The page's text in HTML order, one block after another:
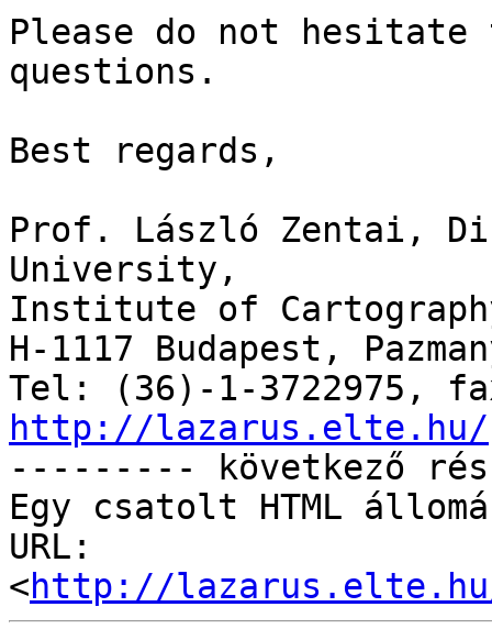
Please do not
questions.
Best regards,
Prof. László Zentai,
University,
Institute of
H-1117 Budapest,
http://lazarus.elte.hu/
--------- következő
Egy csatolt HTML
URL:
<http://lazarus.elte.hu/